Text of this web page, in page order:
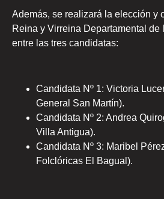
Además, se realizará la elección y
Reina y Virreina Departamental de
entre las tres candidatas:
Candidata Nº 1: Victoria
General San Martín).
Candidata Nº 2: Andrea
Villa Antigua).
Candidata Nº 3: Maribel
Folclóricas El Bagual).